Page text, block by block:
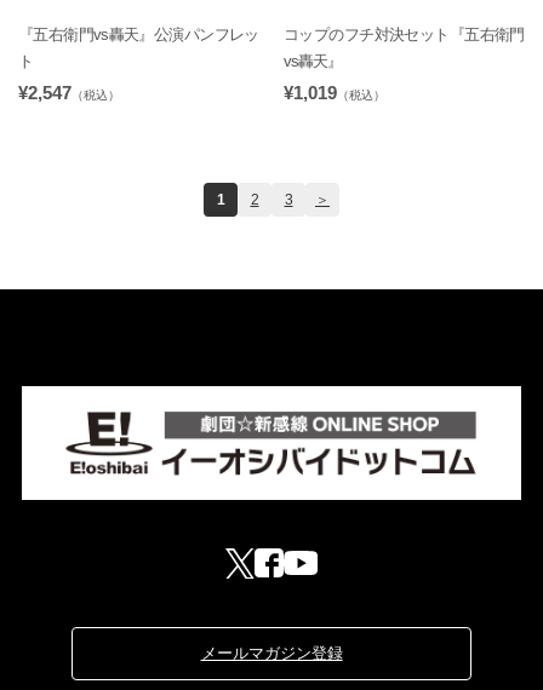
『五右衛門vs轟天』公演パンフレッ
ト
¥2,547 （税込）
コップのフチ対決セット『五右衛門
vs轟天』
¥1,019 （税込）
1 2 3 ＞
メールマガジン登録